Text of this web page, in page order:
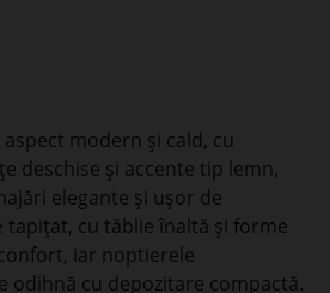
aspect modern și cald, cu
deschise și accente tip lemn,
elegante și ușor de
cu tăblie înaltă și forme
iar noptierele
odihnă cu depozitare compactă.